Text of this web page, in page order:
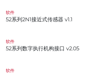
软件
52系列2N1接近式传感器 v1.1
软件
52系列数字执行机构接口 v2.05
软件